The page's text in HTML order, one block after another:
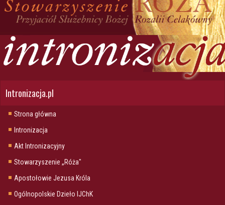
Intronizacja.pl
Strona główna
Intronizacja
Akt Intronizacyjny
Stowarzyszenie „Róża"
Apostołowie Jezusa Króla
Ogólnopolskie Dzieło IJChK